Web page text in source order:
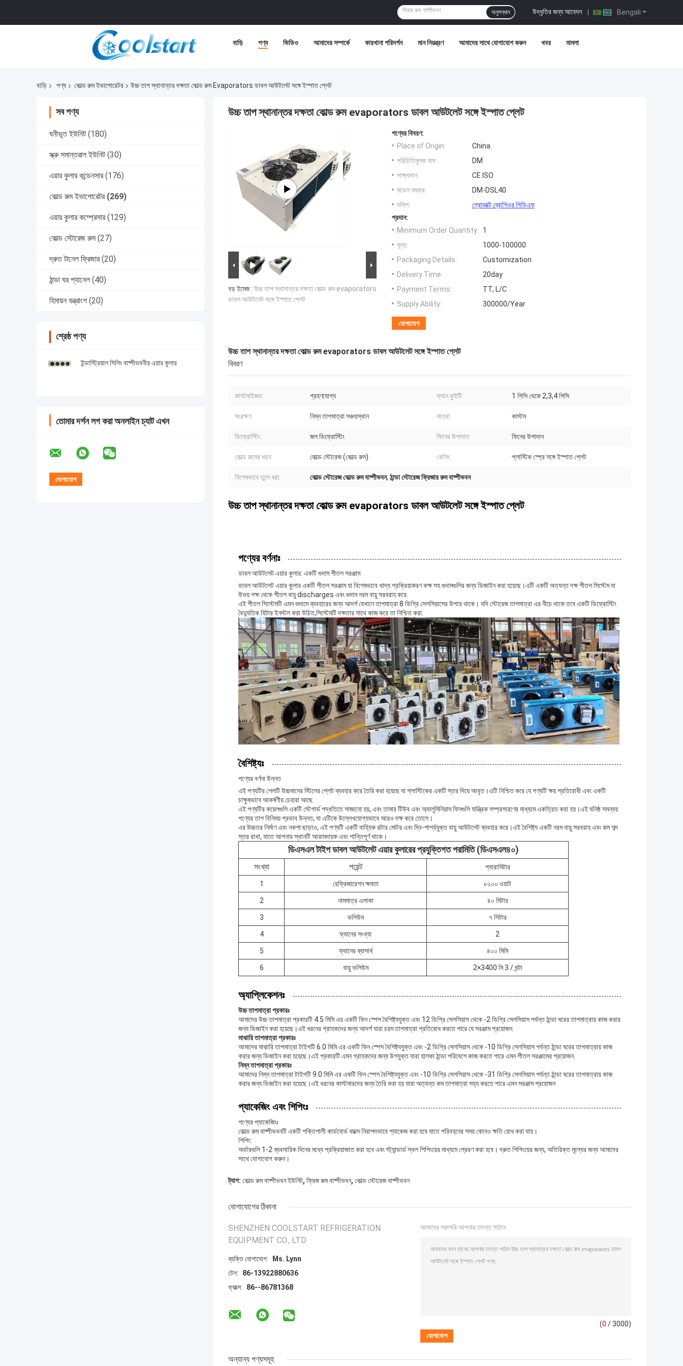
Bengali
উদ্ধৃতির জন্য আবেদন |
অনুসন্ধান
বাড়ি পণ্য ভিডিও আমাদের সম্পর্কে কারখানা পরিদর্শন মান নিয়ন্ত্রণ আমাদের সাথে যোগাযোগ করুন খবর মামলা
বাড়ি পণ্য কোল্ড রুম ইভাপোরেটর উচ্চ তাপ স্থানান্তর দক্ষতা কোল্ড রুম Evaporators ডাবল আউটলেট সঙ্গে ইস্পাত প্লেট
সব পণ্য
ঘনীভূত ইউনিট (180)
স্ক্রু সমান্তরাল ইউনিট (30)
এয়ার কুলার কন্ডেনসার (176)
কোল্ড রুম ইভাপোরেটর (269)
এয়ার কুলার কম্প্রেসার (129)
কোল্ড স্টোরেজ রুম (27)
দ্রুত টানেল ফ্রিজার (20)
ঠান্ডা ঘর প্যানেল (40)
হিমায়ন যন্ত্রাংশ (20)
শ্রেষ্ঠ পণ্য
ইন্ডাস্ট্রিয়াল সিলিং বাষ্পীভবনীয় এয়ার কুলার
তোমার দর্শন লগ করা অনলাইন চ্যাট এখন
উচ্চ তাপ স্থানান্তর দক্ষতা কোল্ড রুম evaporators ডাবল আউটলেট সঙ্গে ইস্পাত প্লেট
বড় ইমেজ : উচ্চ তাপ স্থানান্তর দক্ষতা কোল্ড রুম evaporators
ডাবল আউটলেট সঙ্গে ইস্পাত প্লেট
পণ্যের বিবরণ:
Place of Origin:
China
পরিচিতিমুলক নাম:
DM
সাক্ষ্যদান:
CE ISO
মডেল নম্বার:
DM-DSL40
দলিল:
প্রোডাক্ট ব্রোশিওর পিডিএফ
প্রদান:
Minimum Order Quantity:
1
মূল্য:
1000-100000
Packaging Details:
Customization
Delivery Time:
20day
Payment Terms:
TT, L/C
Supply Ability:
300000/Year
যোগাযোগ
উচ্চ তাপ স্থানান্তর দক্ষতা কোল্ড রুম evaporators ডাবল আউটলেট সঙ্গে ইস্পাত প্লেট
বিবরণ
কাস্টমাইজড: গ্রহণযোগ্য ফ্যান কুইটি: 1 পিসি থেকে 2,3,4 পিসি
সংরক্ষণ: নিম্ন তাপমাত্রা সঞ্চয়স্থান মাত্রা: কাস্টম
ডিফ্রোস্টিং: জল ডিফ্রোস্টিং ফিনের উপাদান: ফিনের উপাদান
কোল্ড রুমের ধরন: কোল্ড স্টোরেজ (কোল্ড রুম) কেসিং: প্লাস্টিক স্প্রে সঙ্গে ইস্পাত প্লেট
বিশেষভাবে তুলে ধরা: কোল্ড স্টোরেজ কোল্ড রুম বাষ্পীভবন, ঠান্ডা স্টোরেজ ফ্রিজার রুম বাষ্পীভবন
উচ্চ তাপ স্থানান্তর দক্ষতা কোল্ড রুম evaporators ডাবল আউটলেট সঙ্গে ইস্পাত প্লেট
পণ্যের বর্ণনাঃ
ডাবল আউটলেট এয়ার কুলার: একটি গুদাম শীতল সরঞ্জাম
ডাবল আউটলেট এয়ার কুলার একটি শীতল সরঞ্জাম যা বিশেষভাবে খাদ্য প্রক্রিয়াকরণ কক্ষ সহ গুদামগুলির জন্য ডিজাইন করা হয়েছে।এটি একটি অত্যন্ত দক্ষ শীতল সিস্টেম যা
উভয় পক্ষ থেকে শীতল বায়ু discharges এবং গুদাম নরম বায়ু সরবরাহ করে.
এই শীতল সিস্টেমটি এমন গুদামে ব্যবহারের জন্য আদর্শ যেখানে তাপমাত্রা 8 ডিগ্রি সেলসিয়াসের উপরে থাকে। যদি স্টোরেজ তাপমাত্রা এর নীচে থাকে তবে একটি ডিফ্রোস্টিং
বৈদ্যুতিক হিটার ইনস্টল করা উচিত,সিস্টেমটি দক্ষতার সাথে কাজ করে তা নিশ্চিত করা.
বৈশিষ্ট্যঃ
পণ্যের বর্ণনা উন্নত
এই পণ্যটির শেলটি উচ্চমানের স্টিলের প্লেট ব্যবহার করে তৈরি করা হয়েছে যা প্লাস্টিকের একটি স্তর দিয়ে আবৃত।এটি নিশ্চিত করে যে পণ্যটি ক্ষয় প্রতিরোধী এবং একটি
চাক্ষুষভাবে আকর্ষণীয় চেহারা আছে.
এই পণ্যটির কয়েলগুলি একটি স্টেগার্ড পদ্ধতিতে সাজানো হয়, এবং তামার টিউব এবং অ্যালুমিনিয়াম ফিনগুলি যান্ত্রিক সম্প্রসারণের মাধ্যমে একত্রিত করা হয়।এই ঘনিষ্ঠ সমন্বয়
পণ্যের তাপ বিনিময় প্রভাব উন্নত, যা এটিকে উল্লেখযোগ্যভাবে আরও দক্ষ করে তোলে।
এর উচ্চতর নির্মাণ এবং নকশা ছাড়াও, এই পণ্যটি একটি বাহ্যিক রটার মোটর এবং দ্বি-পার্শ্বযুক্ত বায়ু আউটলেট ব্যবহার করে।এই বৈশিষ্ট্য একটি নরম বায়ু সরবরাহ এবং কম শব্দ
স্তর রাখা, যাতে আপনার স্থানটি আরামদায়ক এবং শান্তিপূর্ণ থাকে।
ডিএসএল টাইপ ডাবল আউটলেট এয়ার কুলারের প্রযুক্তিগত পরামিতি (ডিএসএল৪০)
সংখ্যা পয়েন্ট প্যারামিটার
1 রেফ্রিজারেশন ক্ষমতা ৮২০০ ওয়াট
2 নামমাত্র এলাকা ৪০ মিটার
3 ভলিউম ৭ লিটার
4 ফ্যানের সংখ্যা 2
5 ফ্যানের ব্যাসার্ধ ৪০০ মিমি
6 বায়ু ভলিউম 2×3400 মি 3 / ঘন্টা
অ্যাপ্লিকেশনঃ
উচ্চ তাপমাত্রা প্রকারঃ
আমাদের উচ্চ তাপমাত্রা প্রকারটি 4.5 মিমি এর একটি ফিন স্পেস বৈশিষ্ট্যযুক্ত এবং 12 ডিগ্রি সেলসিয়াস থেকে -2 ডিগ্রি সেলসিয়াস পর্যন্ত ঠান্ডা ঘরের তাপমাত্রায় কাজ করার
জন্য ডিজাইন করা হয়েছে।এই ধরনের গ্রাহকদের জন্য আদর্শ যারা চরম তাপমাত্রা প্রতিরোধ করতে পারে যে সরঞ্জাম প্রয়োজন.
মাঝারি তাপমাত্রা প্রকারঃ
আমাদের মাঝারি তাপমাত্রা টাইপটি 6.0 মিমি এর একটি ফিন স্পেস বৈশিষ্ট্যযুক্ত এবং -2 ডিগ্রি সেলসিয়াস থেকে -10 ডিগ্রি সেলসিয়াস পর্যন্ত ঠান্ডা ঘরের তাপমাত্রায় কাজ
করার জন্য ডিজাইন করা হয়েছে।এই প্রকারটি এমন গ্রাহকদের জন্য উপযুক্ত যারা হালকা ঠান্ডা পরিবেশে কাজ করতে পারে এমন শীতল সরঞ্জামের প্রয়োজন.
নিম্ন তাপমাত্রা প্রকারঃ
আমাদের নিম্ন তাপমাত্রা টাইপটি 9.0 মিমি এর একটি ফিন স্পেস বৈশিষ্ট্যযুক্ত এবং -10 ডিগ্রি সেলসিয়াস থেকে -31 ডিগ্রি সেলসিয়াস পর্যন্ত ঠান্ডা ঘরের তাপমাত্রায় কাজ
করার জন্য ডিজাইন করা হয়েছে।এই ধরনের কাস্টমারদের জন্য তৈরি করা হয় যারা অত্যন্ত কম তাপমাত্রা সহ্য করতে পারে এমন সরঞ্জাম প্রয়োজন
প্যাকেজিং এবং শিপিংঃ
পণ্যের প্যাকেজিংঃ
কোল্ড রুম বাষ্পীভবনটি একটি শক্তিশালী কার্ডবোর্ড বাক্সে নিরাপদভাবে প্যাকেজ করা হবে যাতে পরিবহনের সময় কোনও ক্ষতি রোধ করা যায়।
শিপিং:
অর্ডারগুলি 1-2 ব্যবসায়িক দিনের মধ্যে প্রক্রিয়াজাত করা হবে এবং স্ট্যান্ডার্ড স্থল শিপিংয়ের মাধ্যমে প্রেরণ করা হবে। দ্রুত শিপিংয়ের জন্য, অতিরিক্ত মূল্যের জন্য আমাদের
সাথে যোগাযোগ করুন।
ট্যাগ: কোল্ড রুম বাষ্পীভবন ইউনিট, ফ্রিজ রুম বাষ্পীভবন, কোল্ড স্টোরেজ বাষ্পীভবন
যোগাযোগের ঠিকানা
SHENZHEN COOLSTART REFRIGERATION
EQUIPMENT CO., LTD
ব্যক্তি যোগাযোগ:
Ms. Lynn
টেল:
86-13922880636
ফ্যাক্স:
86--86781368
আমাদের সরাসরি আপনার তদন্ত পাঠান
(0 / 3000)
অন্যান্য পণ্যসমূহ